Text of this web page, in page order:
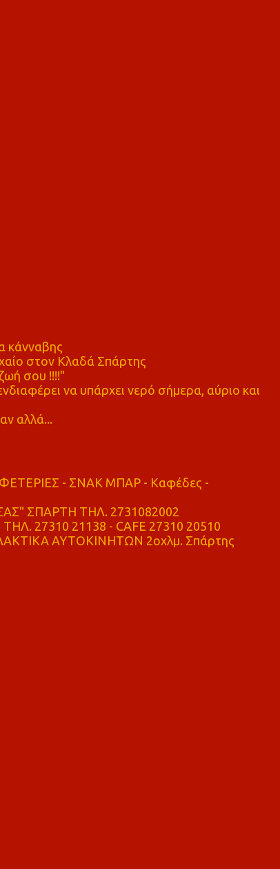
κάνναβης
στον Κλαδά Σπάρτης
σου !!!!"
να υπάρχει νερό σήμερα, αύριο και
αλλά...
- ΣΝΑΚ ΜΠΑΡ - Καφέδες -
ΣΠΑΡΤΗ ΤΗΛ. 2731082002
27310 21138 - CAFE 27310 20510
ΑΥΤΟΚΙΝΗΤΩΝ 2οχλμ. Σπάρτης